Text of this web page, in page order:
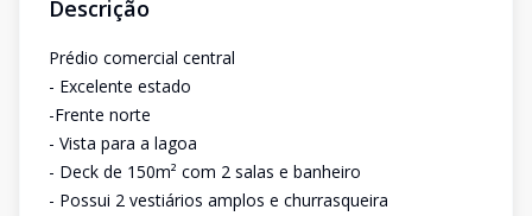
Descrição
Prédio comercial central
- Excelente estado
-Frente norte
- Vista para a lagoa
- Deck de 150m² com 2 salas e banheiro
- Possui 2 vestiários amplos e churrasqueira